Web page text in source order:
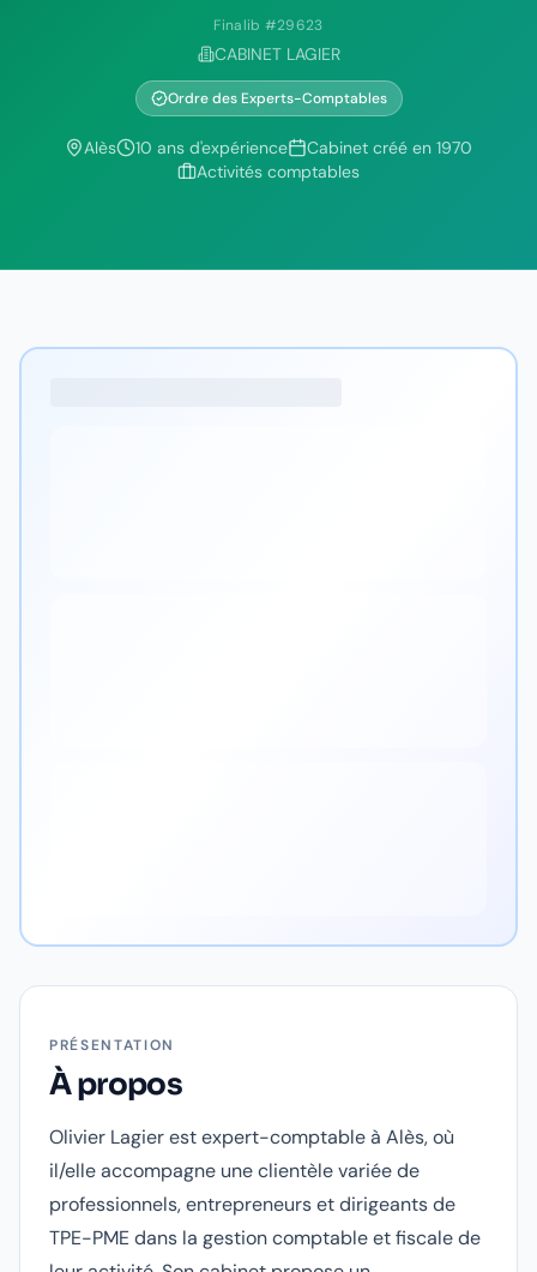
Finalib #29623
CABINET LAGIER
Ordre des Experts-Comptables
Alès 10 ans d'expérience Cabinet créé en 1970
Activités comptables
PRÉSENTATION
À propos
Olivier Lagier est expert-comptable à Alès, où
il/elle accompagne une clientèle variée de
professionnels, entrepreneurs et dirigeants de
TPE-PME dans la gestion comptable et fiscale de